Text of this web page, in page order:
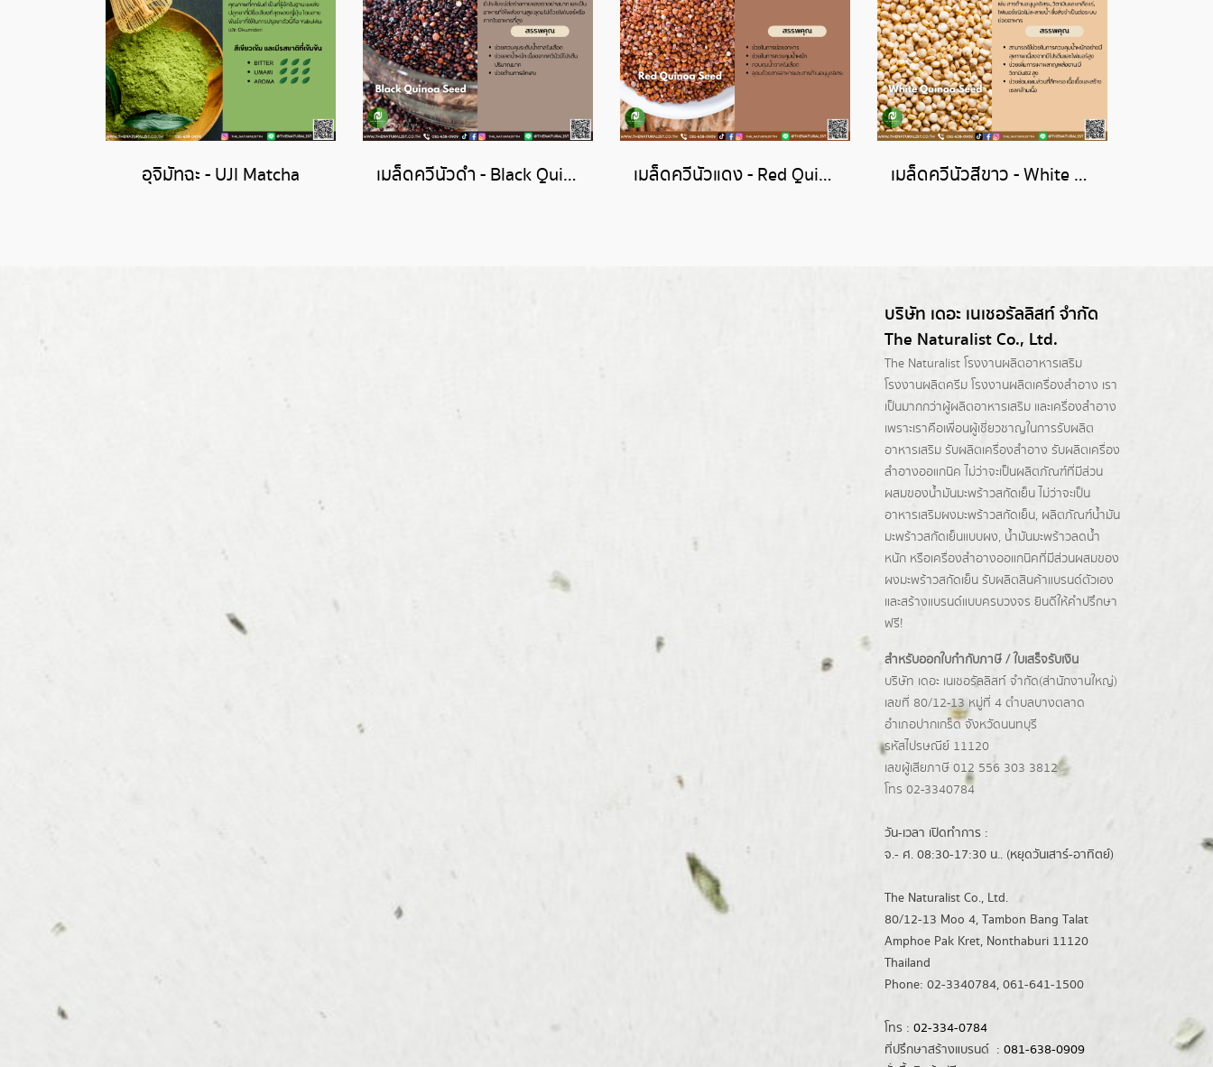
อุจิมัทฉะ - UJI Matcha เมล็ดควีนัวดำ - Black Quinoa Seed เมล็ดควีนัวแดง - Red Quinoa Seed เมล็ดควีนัวสีขาว - White Quinoa Seed
บริษัท เดอะ เนเชอรัลลิสท์ จำกัด
The Naturalist Co., Ltd.
The Naturalist โรงงานผลิตอาหารเสริม
โรงงานผลิตครีมโรงงานผลิตเครื่องสำอาง เรา
เป็นมากกว่าผู้ผลิตอาหารเสริมและเครื่องสำอาง
เพราะเราคือเพื่อนผู้เชี่ยวชาญในการรับผลิต
อาหารเสริม รับผลิตเครื่องสำอาง รับผลิตเครื่อง
สำอางออแกนิค ไม่ว่าจะเป็นผลิตภัณฑ์ที่มีส่วน
ผสมของน้ำมันมะพร้าวสกัดเย็น ไม่ว่าจะเป็น
อาหารเสริมผงมะพร้าวสกัดเย็น, ผลิตภัณฑ์น้ำมัน
มะพร้าวสกัดเย็นแบบผง, น้ำมันมะพร้าวลดน้ำ
หนักหรือเครื่องสำอางออแกนิคที่มีส่วนผสมของ
ผงมะพร้าวสกัดเย็น รับผลิตสินค้าแบรนด์ตัวเอง
และสร้างแบรนด์แบบครบวงจร ยินดีให้คำปรึกษา
ฟรี!
สำหรับออกใบกำกับภาษี / ใบเสร็จรับเงิน
บริษัท เดอะ เนเชอรัลลิสท์ จำกัด(ส่านักงานใหญ่)
เลขที่ 80/12-13 หมู่ที่ 4 ตำบลบางตลาด
อำเภอปากเกร็ดจังหวัดนนทบุรี
รหัสไปรษณีย์ 11120
เลขผู้เสียภาษี 012 556 303 3812
โทร 02-3340784
วัน-เวลา เปิดทำการ :
จ.- ศ. 08:30-17:30 น.. (หยุดวันเสาร์-อาทิตย์)
The Naturalist Co., Ltd.
80/12-13 Moo 4, Tambon Bang Talat
Amphoe Pak Kret, Nonthaburi 11120
Thailand
Phone: 02-3340784, 061-641-1500
โทร : 02-334-0784
ที่ปรึกษาสร้างแบรนด์ : 081-638-0909